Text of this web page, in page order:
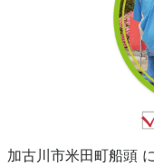
加古川市米田町船頭